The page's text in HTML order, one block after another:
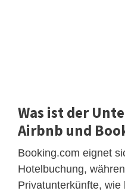
Was ist der
Airbnb und
Booking.com eignet
Hotelbuchung,
Privatunterkünfte, wie